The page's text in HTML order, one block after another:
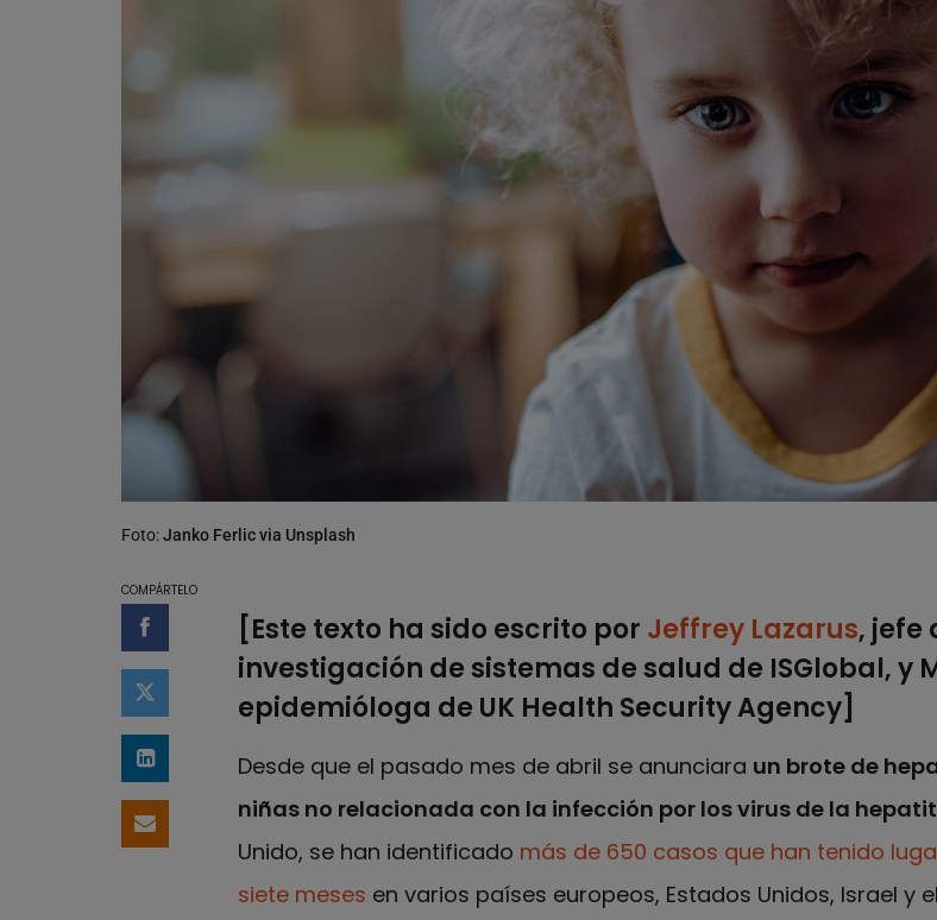
Foto:Janko Ferlic via Unsplash
COMPÁRTELO
Compartir en Facebook
Compartir en Twitter
Compartir en LinkedIn
Compartir por email
[Este texto ha sido escrito por Jeffrey Lazarus, jefe
investigación de sistemas de salud de ISGlobal, y
epidemióloga de UK Health Security Agency]
Desde que el pasado mes de abril se anunciara un brote de
niñas no relacionada con la infección por los virus de la
Unido, se han identificado más de 650 casos que han tenido
siete meses en varios países europeos, Estados Unidos, Israel y